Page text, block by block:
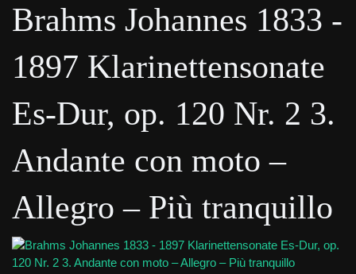
Brahms Johannes 1833 -
1897 Klarinettensonate
Es-Dur, op. 120 Nr. 2 3.
Andante con moto –
Allegro – Più tranquillo